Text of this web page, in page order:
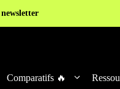
Comparatifs 🔥